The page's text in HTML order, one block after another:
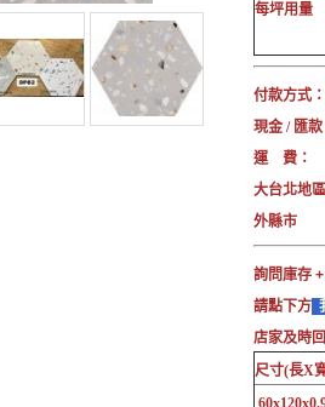
每坪用量
付款方式：
現金 / 匯
運 費：
大台北地
外縣市
詢問庫存
請點下方
店家及時
尺寸(長X